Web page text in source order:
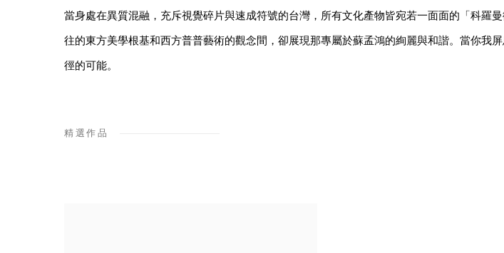
當身處在異質混融，充斥視覺碎片與速成符號的台灣，所有文化產物皆宛若一面面的「科羅
往的東方美學根基和西方普普藝術的觀念間，卻展現那專屬於蘇孟鴻的絢麗與和諧。當你我
徑的可能。
精選作品